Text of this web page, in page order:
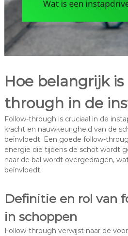
Hoe belangrijk
through in de
Follow-through is cruciaal in de
kracht en nauwkeurigheid van de
beïnvloedt. Een goede follow-
energie die tijdens de schot wordt
naar de bal wordt overgedragen,
beïnvloedt.
Definitie en rol van
in schoppen
Follow-through verwijst naar de